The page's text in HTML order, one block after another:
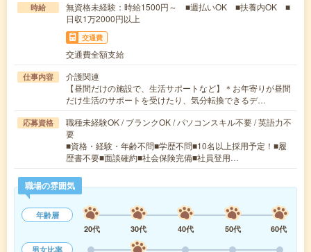
時給
無資格未経験：時給1500円～ ■週払いOK ■扶養内OK ■
日収1万2000円以上
交通費
交通費全額支給
仕事内容
介護関連
【昼間だけの施設で、生活サポートなど】＊お年寄りが昼間
だけ生活のサポートを受けたり、気分転換できるデ…
応募資格
職種未経験OK / ブランクOK / パソコンスキル不要 / 英語力不
要
■資格・経験・年齢不問■学歴不問■10名以上採用予定！■履
歴書不要■面談確約■社会保険完備■社員登用…
職場の雰囲気
年齢層
20代
30代 40代 50代
60代
男女比率